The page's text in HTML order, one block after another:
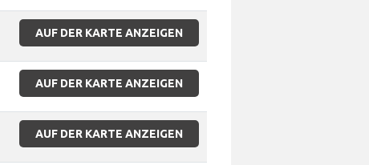
AUF DER KARTE ANZEIGEN
AUF DER KARTE ANZEIGEN
AUF DER KARTE ANZEIGEN